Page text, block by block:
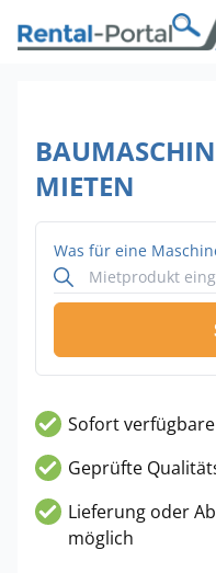
MIETEN
Was für eine
Sofort
Geprüfte
Lieferung oder
möglich